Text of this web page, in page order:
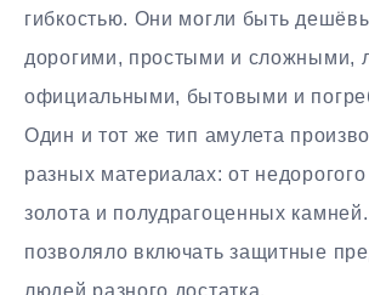
гибкостью. Они могли быть
дорогими, простыми и сложными,
официальными, бытовыми и
Один и тот же тип амулета
разных материалах: от
золота и полудрагоценных
позволяло включать защитные